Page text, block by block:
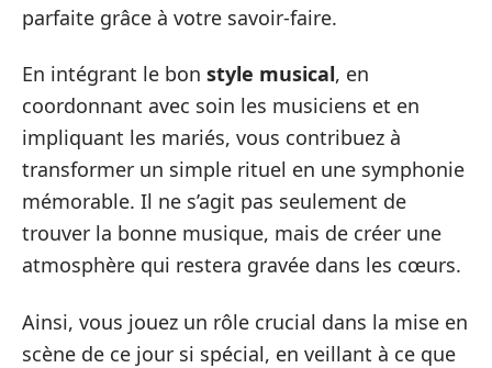
parfaite grâce à votre savoir-faire.
En intégrant le bon style musical, en
coordonnant avec soin les musiciens et en
impliquant les mariés, vous contribuez à
transformer un simple rituel en une symphonie
mémorable. Il ne s’agit pas seulement de
trouver la bonne musique, mais de créer une
atmosphère qui restera gravée dans les cœurs.
Ainsi, vous jouez un rôle crucial dans la mise en
scène de ce jour si spécial, en veillant à ce que